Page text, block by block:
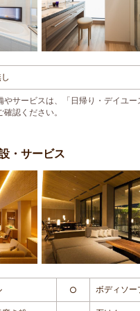
やサービスは、「日帰り・デイユ
認ください。
・サービス
○ ボディソー